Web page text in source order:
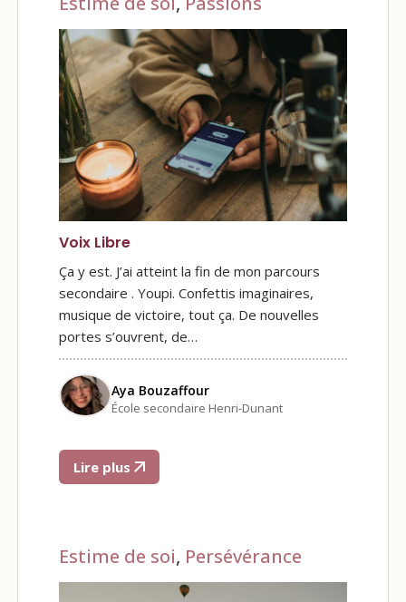
Voix Libre
Ça y est. J’ai atteint la fin de mon parcours
secondaire . Youpi. Confettis imaginaires,
musique de victoire, tout ça. De nouvelles
portes s’ouvrent, de…
Aya Bouzaffour
École secondaire Henri-Dunant
Lire plus
Estime de soi, Persévérance